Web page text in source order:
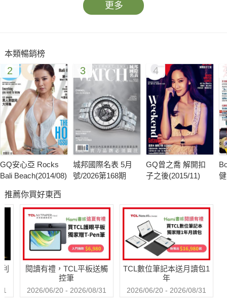
更多
本類暢銷榜
2
GQ安心亞 Rocks
Bali Beach(2014/08)
3
城邦國際名表 5月
號/2026第168期
4
GQ曾之喬 解開扣
子之後(2015/11)
推薦你買好東西
閱讀有禮，TCL平板送觸
控筆
2026/06/20 - 2026/08/31
TCL數位筆記本送月讀包1
年
2026/06/20 - 2026/08/31